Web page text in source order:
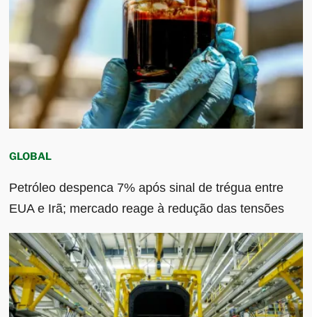
GLOBAL
Petróleo despenca 7% após sinal de trégua entre
EUA e Irã; mercado reage à redução das tensões